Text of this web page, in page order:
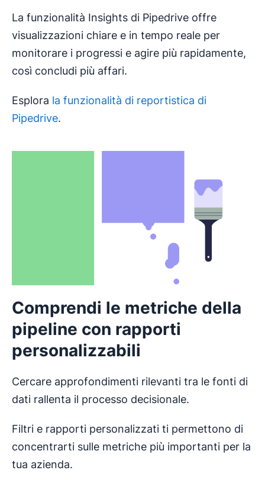
La funzionalità Insights di Pipedrive offre
visualizzazioni chiare e in tempo reale per
monitorare i progressi e agire più rapidamente,
così concludi più affari.
Esplora la funzionalità di reportistica di
Pipedrive.
Comprendi le metriche della
pipeline con rapporti
personalizzabili
Cercare approfondimenti rilevanti tra le fonti di
dati rallenta il processo decisionale.
Filtri e rapporti personalizzati ti permettono di
concentrarti sulle metriche più importanti per la
tua azienda.